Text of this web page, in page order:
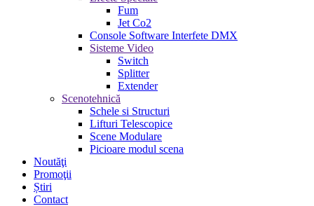
Fum
Jet Co2
Console Software Interfete DMX
Sisteme Video
Switch
Splitter
Extender
Scenotehnică
Schele si Structuri
Lifturi Telescopice
Scene Modulare
Picioare modul scena
Noutăţi
Promoţii
Știri
Contact